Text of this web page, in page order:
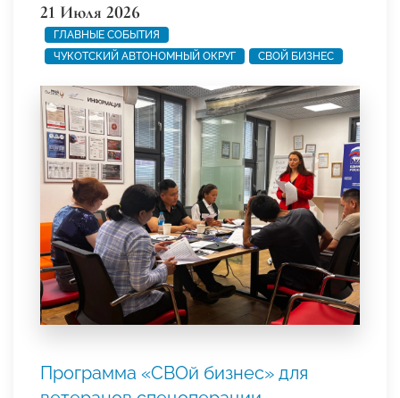
21 Июля 2026
ГЛАВНЫЕ СОБЫТИЯ
ЧУКОТСКИЙ АВТОНОМНЫЙ ОКРУГ
СВОЙ БИЗНЕС
Программа «СВОй бизнес» для